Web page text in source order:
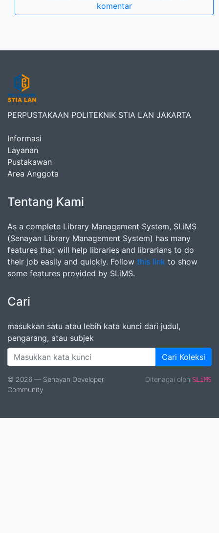
komentar
PERPUSTAKAAN POLITEKNIK STIA LAN JAKARTA
Informasi
Layanan
Pustakawan
Area Anggota
Tentang Kami
As a complete Library Management System, SLiMS
(Senayan Library Management System) has many
features that will help libraries and librarians to do
their job easily and quickly. Follow this link to show
some features provided by SLiMS.
Cari
masukkan satu atau lebih kata kunci dari judul,
pengarang, atau subjek
Cari Koleksi
© 2026 — Senayan Developer
Community
Ditenagai oleh SLiMS